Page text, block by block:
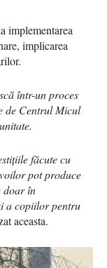
implementarea
implicarea
într-un proces
de Centrul Micul
făcute cu
pot produce
doar în
a copiilor pentru
aceasta.